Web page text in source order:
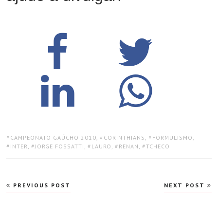
TAGS:
CAMPEONATO GAÚCHO 2010 , CORÍNTHIANS , FORMULISMO
INTER , JORGE FOSSATTI , LAURO , RENAN , TCHECO
Navegação
de
PREVIOUS POST NEXT POST